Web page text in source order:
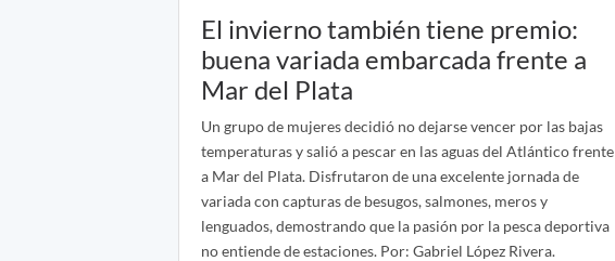
El invierno también tiene premio:
buena variada embarcada frente a
Mar del Plata
Un grupo de mujeres decidió no dejarse vencer por las bajas
temperaturas y salió a pescar en las aguas del Atlántico frente
a Mar del Plata. Disfrutaron de una excelente jornada de
variada con capturas de besugos, salmones, meros y
lenguados, demostrando que la pasión por la pesca deportiva
no entiende de estaciones. Por: Gabriel López Rivera.